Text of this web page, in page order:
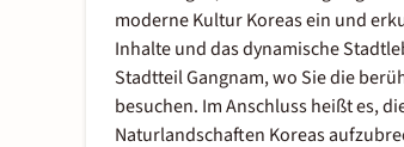
moderne Kultur Koreas ein und
Inhalte und das dynamische
Stadtteil Gangnam, wo Sie die
besuchen. Im Anschluss heißt es,
Naturlandschaften Koreas